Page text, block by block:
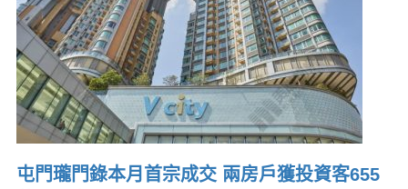
屯門瓏門錄本月首宗成交 兩房戶獲投資客655